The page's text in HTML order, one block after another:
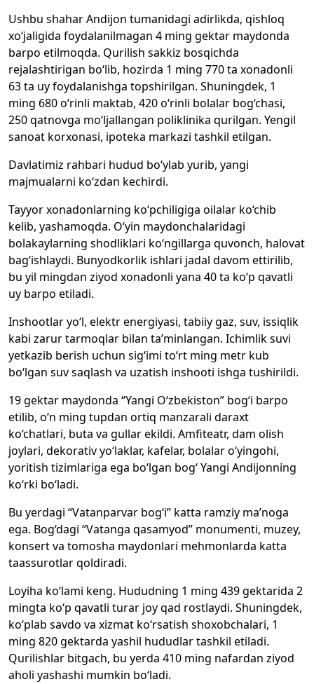
Ushbu shahar Andijon tumanidagi adirlikda, qishloq
xo‘jaligida foydalanilmagan 4 ming gektar maydonda
barpo etilmoqda. Qurilish sakkiz bosqichda
rejalashtirigan bo‘lib, hozirda 1 ming 770 ta xonadonli
63 ta uy foydalanishga topshirilgan. Shuningdek, 1
ming 680 o‘rinli maktab, 420 o‘rinli bolalar bog‘chasi,
250 qatnovga mo‘ljallangan poliklinika qurilgan. Yengil
sanoat korxonasi, ipoteka markazi tashkil etilgan.
Davlatimiz rahbari hudud bo‘ylab yurib, yangi
majmualarni ko‘zdan kechirdi.
Tayyor xonadonlarning ko‘pchiligiga oilalar ko‘chib
kelib, yashamoqda. O‘yin maydonchalaridagi
bolakaylarning shodliklari ko‘ngillarga quvonch, halovat
bag‘ishlaydi. Bunyodkorlik ishlari jadal davom ettirilib,
bu yil mingdan ziyod xonadonli yana 40 ta ko‘p qavatli
uy barpo etiladi.
Inshootlar yo‘l, elektr energiyasi, tabiiy gaz, suv, issiqlik
kabi zarur tarmoqlar bilan ta’minlangan. Ichimlik suvi
yetkazib berish uchun sig‘imi to‘rt ming metr kub
bo‘lgan suv saqlash va uzatish inshooti ishga tushirildi.
19 gektar maydonda “Yangi O‘zbekiston” bog‘i barpo
etilib, o‘n ming tupdan ortiq manzarali daraxt
ko‘chatlari, buta va gullar ekildi. Amfiteatr, dam olish
joylari, dekorativ yo‘laklar, kafelar, bolalar o‘yingohi,
yoritish tizimlariga ega bo‘lgan bog‘ Yangi Andijonning
ko‘rki bo‘ladi.
Bu yerdagi “Vatanparvar bog‘i” katta ramziy ma’noga
ega. Bog‘dagi “Vatanga qasamyod” monumenti, muzey,
konsert va tomosha maydonlari mehmonlarda katta
taassurotlar qoldiradi.
Loyiha ko‘lami keng. Hududning 1 ming 439 gektarida 2
mingta ko‘p qavatli turar joy qad rostlaydi. Shuningdek,
ko‘plab savdo va xizmat ko‘rsatish shoxobchalari, 1
ming 820 gektarda yashil hududlar tashkil etiladi.
Qurilishlar bitgach, bu yerda 410 ming nafardan ziyod
aholi yashashi mumkin bo‘ladi.